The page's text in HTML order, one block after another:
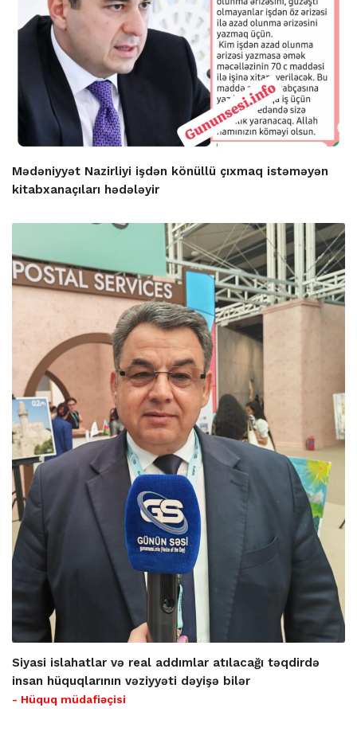
Mədəniyyət Nazirliyi işdən könüllü çıxmaq istəməyən
kitabxanaçıları hədələyir
Siyasi islahatlar və real addımlar atılacağı təqdirdə
insan hüquqlarının vəziyyəti dəyişə bilər
- Hüquq müdafiəçisi